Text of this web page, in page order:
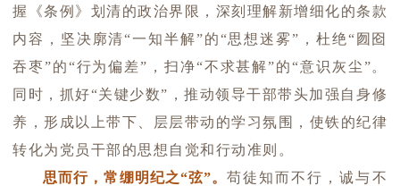
握《条例》划清的政治界限，深刻理解新增细化的条款
内容，坚决廓清“一知半解”的“思想迷雾”，杜绝“囫囵
吞枣”的“行为偏差”，扫净“不求甚解”的“意识灰尘”。
同时，抓好“关键少数”，推动领导干部带头加强自身修
养，形成以上带下、层层带动的学习氛围，使铁的纪律
转化为党员干部的思想自觉和行动准则。
思而行，常绷明纪之“弦”。苟徒知而不行，诚与不